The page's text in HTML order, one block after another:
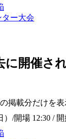
ター大会
に開催さ
掲載分だけを表
/開場 12:30 /